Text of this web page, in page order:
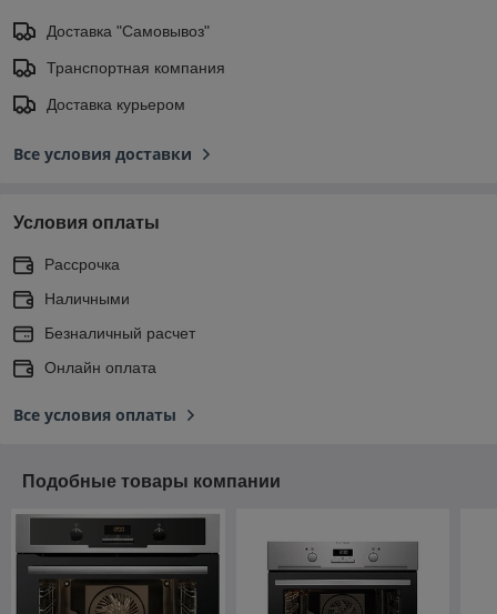
Доставка "Самовывоз"
Транспортная компания
Доставка курьером
Все условия доставки
Условия оплаты
Рассрочка
Наличными
Безналичный расчет
Онлайн оплата
Все условия оплаты
Подобные товары компании